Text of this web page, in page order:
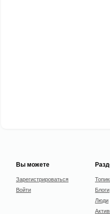
Вы можете
Зарегистрироваться
Войти
Блоги
Люди